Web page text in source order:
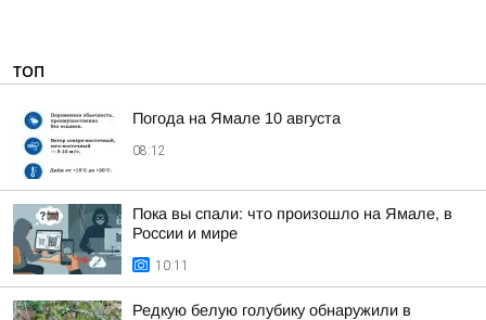
ТОП
Погода на Ямале 10 августа
08:12
Пока вы спали: что произошло на Ямале, в
России и мире
10:11
Редкую белую голубику обнаружили в